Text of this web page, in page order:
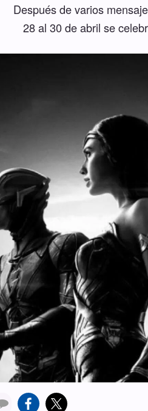
Después de varios
28 al 30 de abril se